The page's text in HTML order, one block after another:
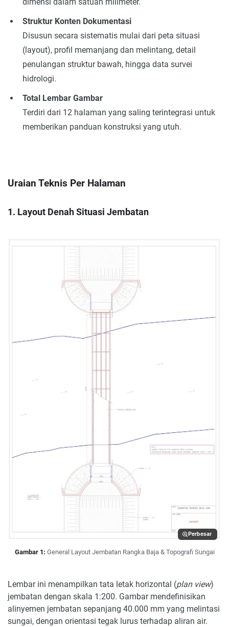
dimensi dalam satuan milimeter.
Struktur Konten Dokumentasi
Disusun secara sistematis mulai dari peta situasi
(layout), profil memanjang dan melintang, detail
penulangan struktur bawah, hingga data survei
hidrologi.
Total Lembar Gambar
Terdiri dari 12 halaman yang saling terintegrasi untuk
memberikan panduan konstruksi yang utuh.
Uraian Teknis Per Halaman
1. Layout Denah Situasi Jembatan
Perbesar
Gambar 1: General Layout Jembatan Rangka Baja & Topografi Sungai
Lembar ini menampilkan tata letak horizontal (plan view)
jembatan dengan skala 1:200. Gambar mendefinisikan
alinyemen jembatan sepanjang 40.000 mm yang melintasi
sungai, dengan orientasi tegak lurus terhadap aliran air.